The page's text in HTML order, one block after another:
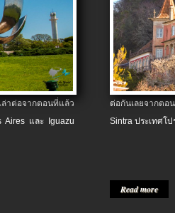
าต่อจากตอนที่แล้ว
Aires และ Iguazu
ต่อกันเลยจากต
Sintra ประเทศโป
Read more